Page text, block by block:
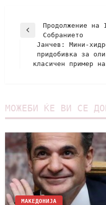
Продолжение на
Собранието
Јанчев: Мини-
придобивка за
класичен пример
МОЖЕБИ ЌЕ ВИ СЕ
МАКЕДОНИЈА